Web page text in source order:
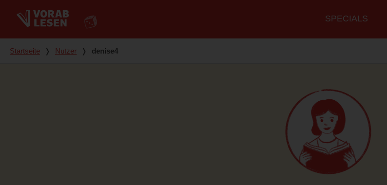
Hauptmenü
SPECIALS
Du bist hier
Startseite ❭ Nutzer ❭ denise4